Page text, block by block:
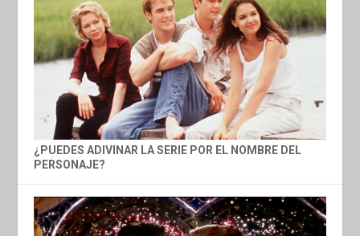
¿PUEDES ADIVINAR LA SERIE POR EL NOMBRE DEL
PERSONAJE?